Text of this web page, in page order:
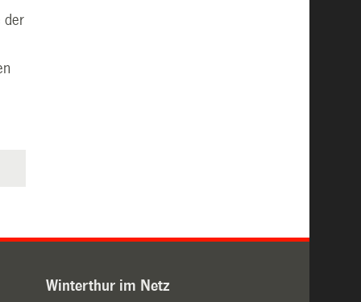
der
Winterthur im Netz